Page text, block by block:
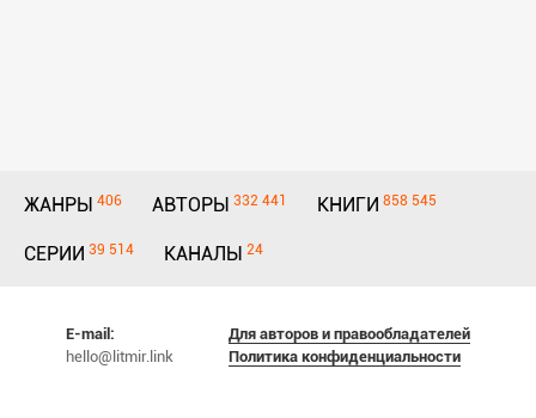
ЖАНРЫ 406 АВТОРЫ 332 441 КНИГИ 858 545
СЕРИИ 39 514 КАНАЛЫ 24
E-mail:
hello@litmir.link
Для авторов и правообладателей
Политика конфиденциальности